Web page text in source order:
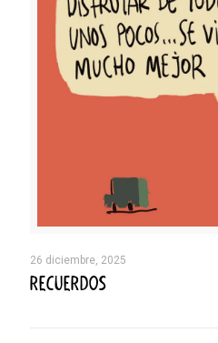
26 diciembre, 2025
RECUERDOS